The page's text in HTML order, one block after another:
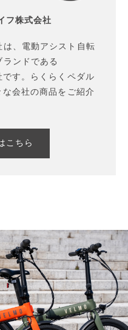
フ株式会社
、電動アシスト自転
ンドである
す。らくらくペダル
会社の商品をご紹介
こちら